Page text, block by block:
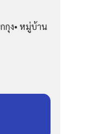
กุง• หมู่บ้าน